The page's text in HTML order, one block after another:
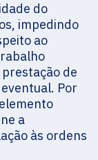
do
impedindo
ao
de
Por
a
às ordens